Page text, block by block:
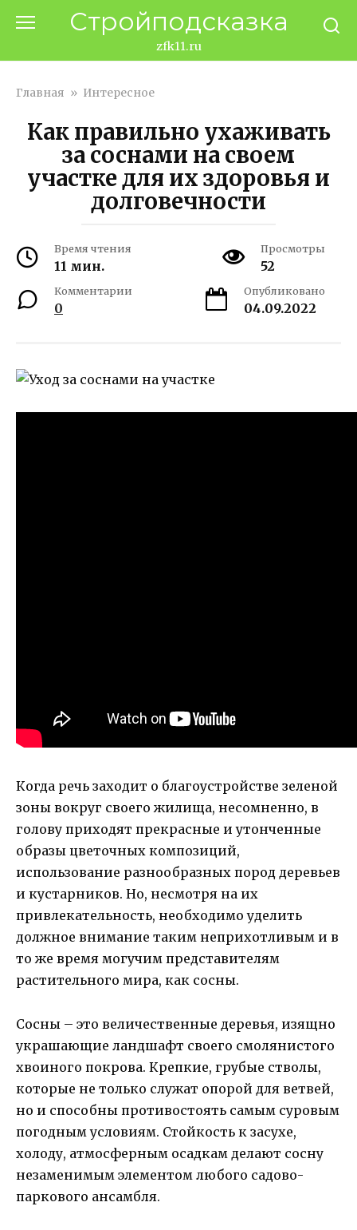
Стройподсказка
zfk11.ru
Главная » Интересное
Как правильно ухаживать
за соснами на своем
участке для их здоровья и
долговечности
Время чтения
11 мин.
Просмотры
52
Комментарии
0
Опубликовано
04.09.2022
Когда речь заходит о благоустройстве зеленой
зоны вокруг своего жилища, несомненно, в
голову приходят прекрасные и утонченные
образы цветочных композиций,
использование разнообразных пород деревьев
и кустарников. Но, несмотря на их
привлекательность, необходимо уделить
должное внимание таким неприхотливым и в
то же время могучим представителям
растительного мира, как сосны.
Сосны – это величественные деревья, изящно
украшающие ландшафт своего смолянистого
хвоиного покрова. Крепкие, грубые стволы,
которые не только служат опорой для ветвей,
но и способны противостоять самым суровым
погодным условиям. Стойкость к засухе,
холоду, атмосферным осадкам делают сосну
незаменимым элементом любого садово-
паркового ансамбля.